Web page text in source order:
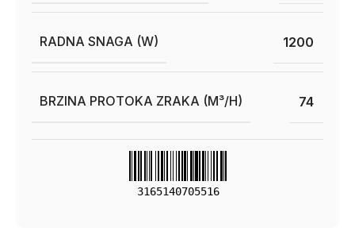
RADNA SNAGA (W) 1200
BRZINA PROTOKA ZRAKA (M³/H) 74
3165140705516